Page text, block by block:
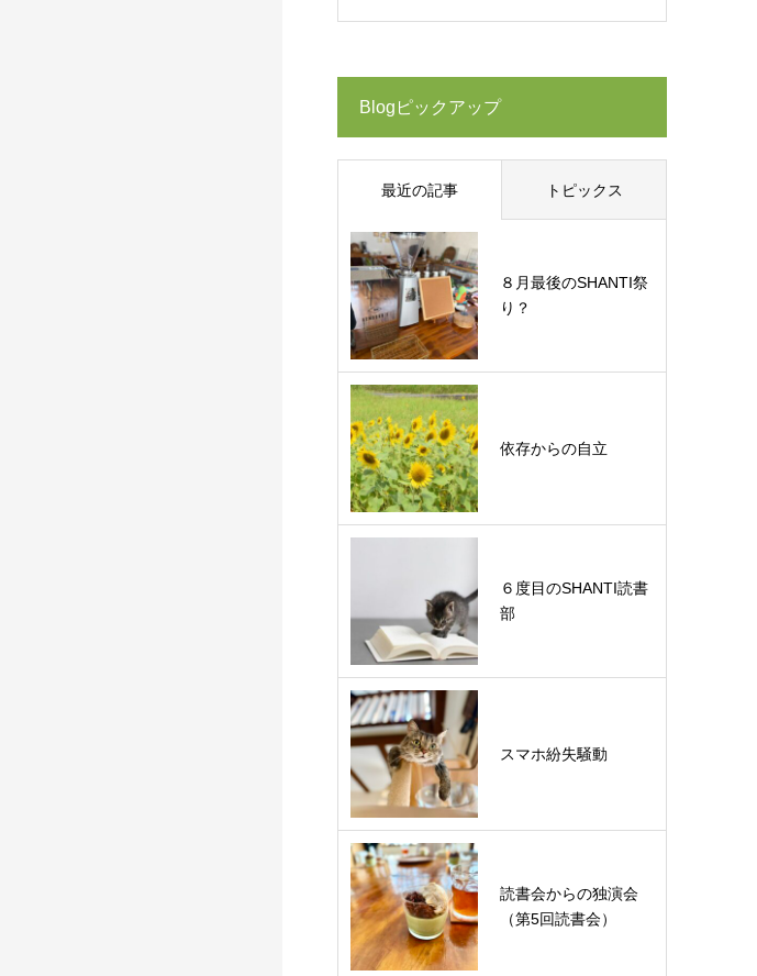
Blogピックアップ
最近の記事 トピックス
８月最後のSHANTI祭
り？
依存からの自立
６度目のSHANTI読書
部
スマホ紛失騒動
読書会からの独演会
（第5回読書会）